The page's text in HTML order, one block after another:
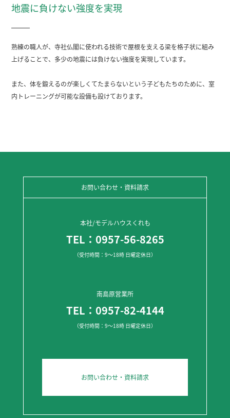
地震に負けない強度を実現
熟練の職人が、寺社仏閣に使われる技術で屋根を支える梁を格子状に組み
上げることで、多少の地震には負けない強度を実現しています。
また、体を鍛えるのが楽しくてたまらないという子どもたちのために、室
内トレーニングが可能な設備も設けております。
お問い合わせ・資料請求
本社/モデルハウスくれも
TEL：0957-56-8265
（受付時間：9～18時 日曜定休日）
南島原営業所
TEL：0957-82-4144
（受付時間：9～18時 日曜定休日）
お問い合わせ・資料請求